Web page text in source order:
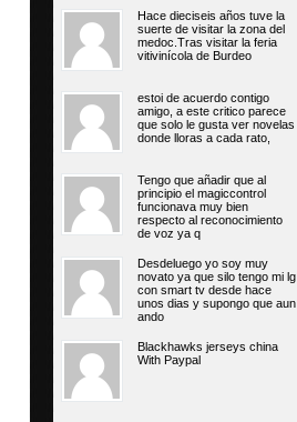
Hace dieciseis años tuve la
suerte de visitar la zona del
medoc.Tras visitar la feria
vitivinícola de Burdeo
estoi de acuerdo contigo
amigo, a este critico parece
que solo le gusta ver novelas
donde lloras a cada rato,
Tengo que añadir que al
principio el magiccontrol
funcionava muy bien
respecto al reconocimiento
de voz ya q
Desdeluego yo soy muy
novato ya que silo tengo mi lg
con smart tv desde hace
unos dias y supongo que aun
ando
Blackhawks jerseys china
With Paypal